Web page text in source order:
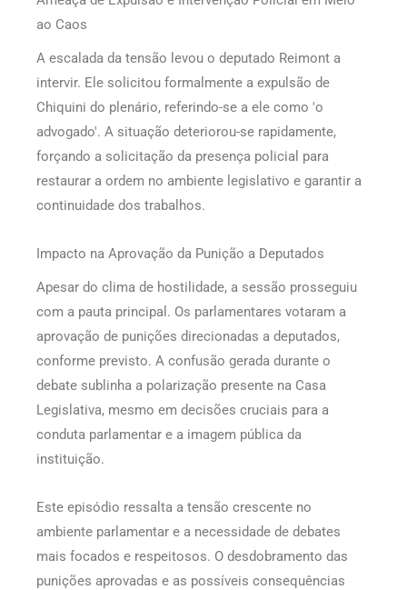
ao Caos
A escalada da tensão levou o deputado Reimont a
intervir. Ele solicitou formalmente a expulsão de
Chiquini do plenário, referindo-se a ele como 'o
advogado'. A situação deteriorou-se rapidamente,
forçando a solicitação da presença policial para
restaurar a ordem no ambiente legislativo e garantir a
continuidade dos trabalhos.
Impacto na Aprovação da Punição a Deputados
Apesar do clima de hostilidade, a sessão prosseguiu
com a pauta principal. Os parlamentares votaram a
aprovação de punições direcionadas a deputados,
conforme previsto. A confusão gerada durante o
debate sublinha a polarização presente na Casa
Legislativa, mesmo em decisões cruciais para a
conduta parlamentar e a imagem pública da
instituição.
Este episódio ressalta a tensão crescente no
ambiente parlamentar e a necessidade de debates
mais focados e respeitosos. O desdobramento das
punições aprovadas e as possíveis consequências